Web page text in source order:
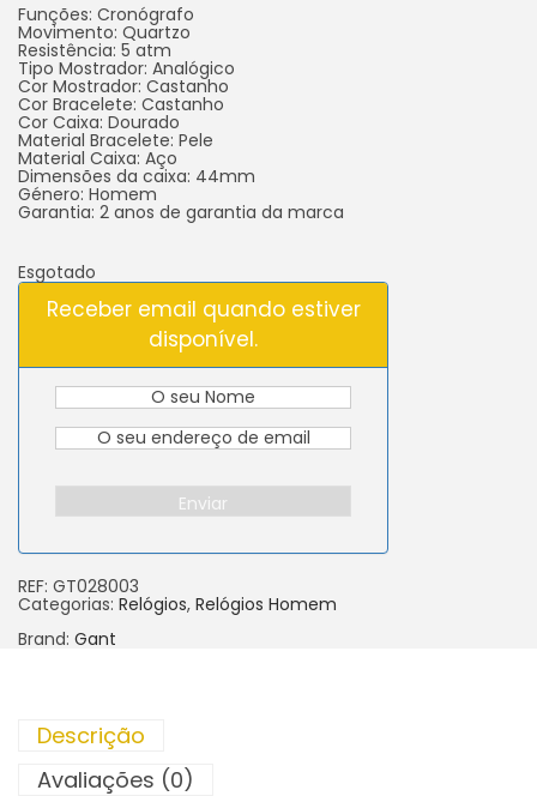
Funções: Cronógrafo
Movimento: Quartzo
Resistência: 5 atm
Tipo Mostrador: Analógico
Cor Mostrador: Castanho
Cor Bracelete: Castanho
Cor Caixa: Dourado
Material Bracelete: Pele
Material Caixa: Aço
Dimensões da caixa: 44mm
Género: Homem
Garantia: 2 anos de garantia da marca
Esgotado
Receber email quando estiver
disponível.
Enviar
REF: GT028003
Categorias: Relógios, Relógios Homem
Brand: Gant
Descrição
Avaliações (0)